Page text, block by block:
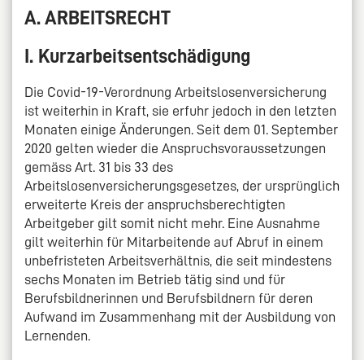
A. ARBEITSRECHT
I. Kurzarbeitsentschädigung
Die Covid-19-Verordnung Arbeitslosenversicherung
ist weiterhin in Kraft, sie erfuhr jedoch in den letzten
Monaten einige Änderungen. Seit dem 01. September
2020 gelten wieder die Anspruchsvoraussetzungen
gemäss Art. 31 bis 33 des
Arbeitslosenversicherungsgesetzes, der ursprünglich
erweiterte Kreis der anspruchsberechtigten
Arbeitgeber gilt somit nicht mehr. Eine Ausnahme
gilt weiterhin für Mitarbeitende auf Abruf in einem
unbefristeten Arbeitsverhältnis, die seit mindestens
sechs Monaten im Betrieb tätig sind und für
Berufsbildnerinnen und Berufsbildnern für deren
Aufwand im Zusammenhang mit der Ausbildung von
Lernenden.